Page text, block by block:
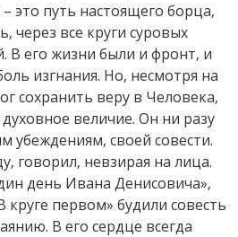
это путь настоящего борца,
через все круги суровых
В его жизни были и фронт, и
изгнания. Но, несмотря на
сохранить веру в Человека,
величие. Он ни разу
убеждениям, своей совести.
говорил, невзирая на лица.
день Ивана Денисовича»,
круге первом» будили совесть
В его сердце всегда